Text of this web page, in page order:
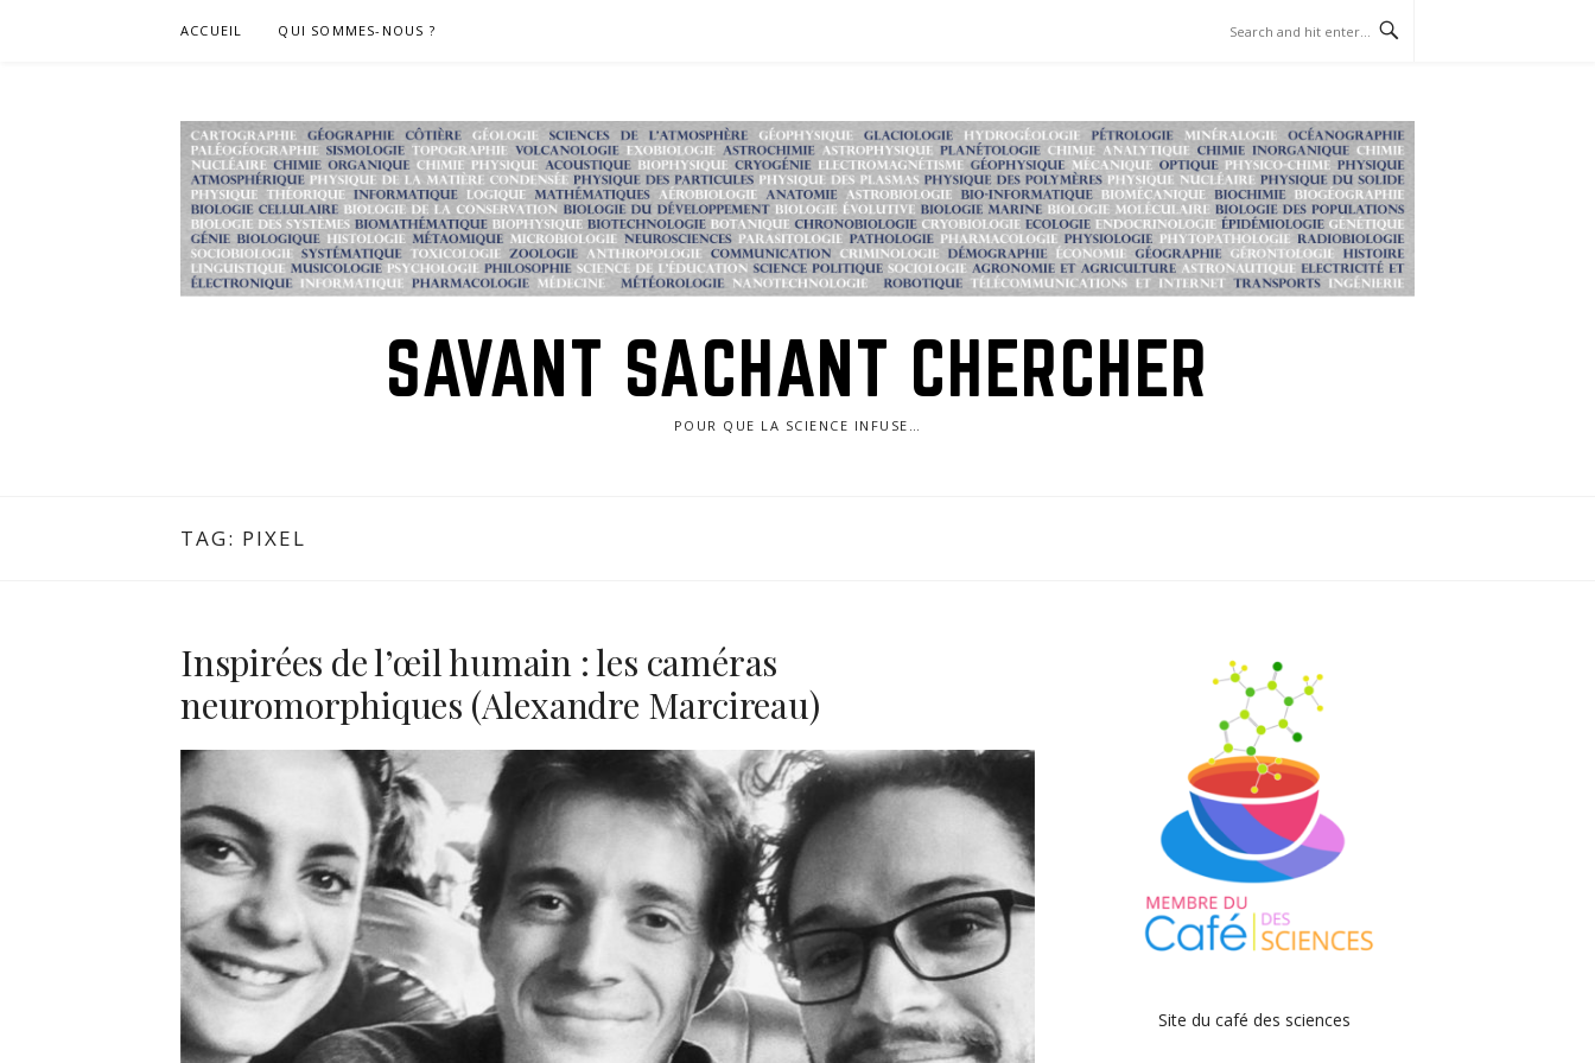
ACCUEIL QUI SOMMES-NOUS ?
SAVANT SACHANT CHERCHER
POUR QUE LA SCIENCE INFUSE…
TAG: PIXEL
Inspirées de l’œil humain : les caméras
neuromorphiques (Alexandre Marcireau)
Site du café des sciences